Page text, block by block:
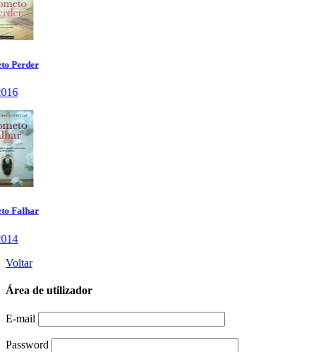
Voltar
Área de utilizador
E-mail
Password